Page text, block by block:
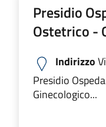
Presidio
Ostetrico -
Indirizzo
Presidio
Ginecologico...